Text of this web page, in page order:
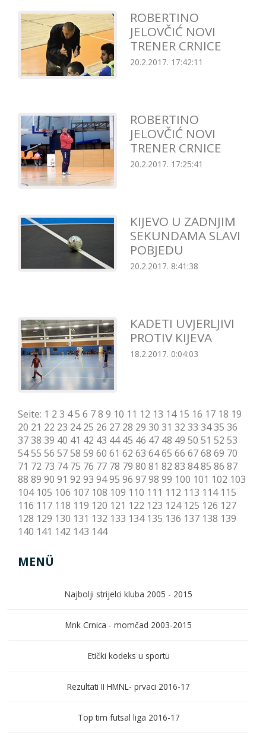
ROBERTINO
JELOVČIĆ NOVI
TRENER CRNICE
20.2.2017. 17:42:11
ROBERTINO
JELOVČIĆ NOVI
TRENER CRNICE
20.2.2017. 17:25:41
KIJEVO U ZADNJIM
SEKUNDAMA SLAVI
POBJEDU
20.2.2017. 8:41:38
KADETI UVJERLJIVI
PROTIV KIJEVA
18.2.2017. 0:04:03
Seite: 1 2 3 45 6 78 9 10 11 12 13 14 15 16 17 18 19
20 21 22 23 24 25 26 27 28 29 30 31 32 33 3435 36
3738 39 40 41 42 43 44 45 46 47 48 49 50 51 52 53
5455 56 5758 59 60 61 62 63 6465 66 6768 69 70
71 72 73 74 75 76 77 78 79 80 81 82 83 8485 86 87
88 89 90 91 92 93 9495 96 9798 99 100 101 102 103
104 105 106 107 108 109 110 111 112 113 114 115
116 117 118 119 120 121 122 123 124 125 126 127
128 129 130 131 132 133 134 135 136 137 138 139
140 141 142 143 144
MENÜ
Najbolji strijelci kluba 2005 - 2015
Mnk Crnica - momčad 2003-2015
Etički kodeks u sportu
Rezultati II HMNL- prvaci 2016-17
Top tim futsal liga 2016-17